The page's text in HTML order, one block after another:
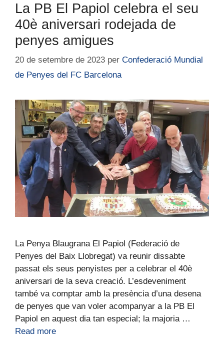
La PB El Papiol celebra el seu
40è aniversari rodejada de
penyes amigues
20 de setembre de 2023 per Confederació Mundial
de Penyes del FC Barcelona
La Penya Blaugrana El Papiol (Federació de
Penyes del Baix Llobregat) va reunir dissabte
passat els seus penyistes per a celebrar el 40è
aniversari de la seva creació. L’esdeveniment
també va comptar amb la presència d’una desena
de penyes que van voler acompanyar a la PB El
Papiol en aquest dia tan especial; la majoria …
Read more